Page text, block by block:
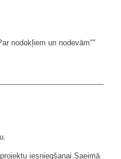
nodokļiem un nodevām""
iesniegšanai Saeimā.